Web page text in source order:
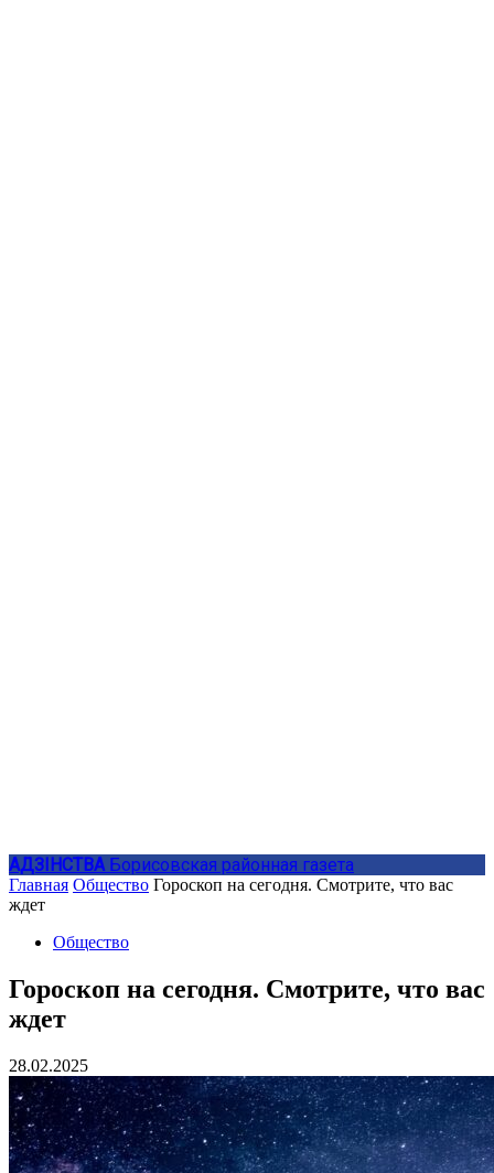
АДЗIНСТВА Борисовская районная газета
Главная Общество Гороскоп на сегодня. Смотрите, что вас
ждет
Общество
Гороскоп на сегодня. Смотрите, что вас
ждет
28.02.2025